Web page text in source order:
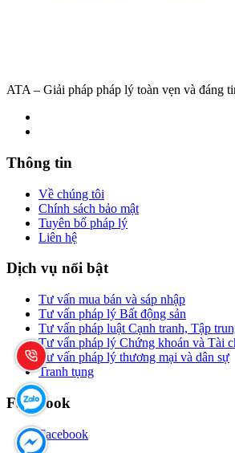
ATA – Giải pháp pháp lý toàn vẹn và đáng
Thông tin
Về chúng tôi
Chính sách bảo mật
Tuyên bố pháp lý
Liên hệ
Dịch vụ nổi bật
Tư vấn mua bán và sáp nhập
Tư vấn pháp lý Bất động sản
Tư vấn pháp luật Cạnh tranh, Tập
Tư vấn pháp lý Chứng khoán và Tài
Tư vấn pháp lý thương mại và dân sự
Tranh tụng
Facebook
Facebook